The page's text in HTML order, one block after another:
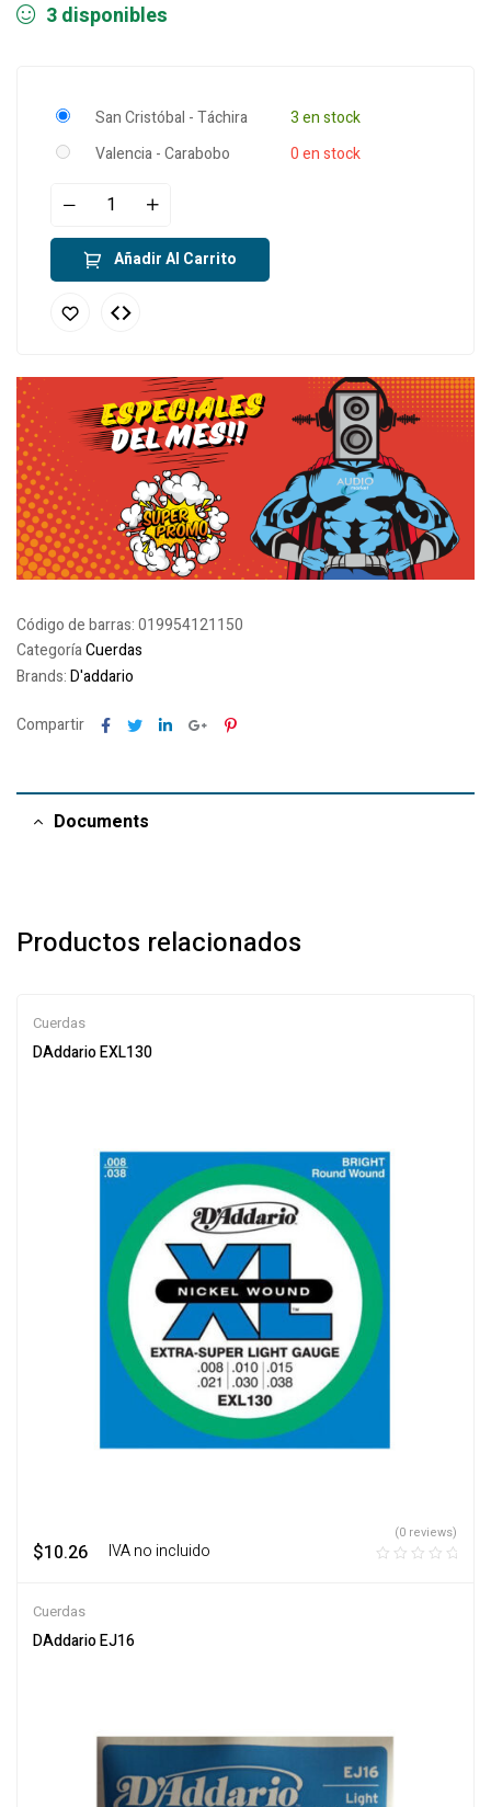
3 disponibles
San Cristóbal - Táchira
3 en stock
Valencia - Carabobo
0 en stock
Añadir Al Carrito
Código de barras:019954121150
CategoríaCuerdas
Brands:D'addario
Compartir Facebook
TwitterLinkedinGoogle+Pinterest
Documents
Productos relacionados
Cuerdas
DAddario EXL130
$10.26 ‎ ‎ ‎ IVA no incluido
(0 reviews)
Cuerdas
DAddario EJ16